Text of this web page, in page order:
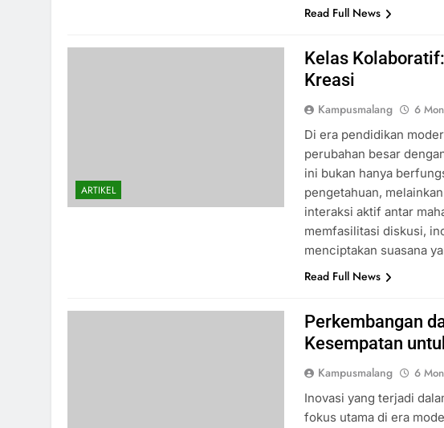
Read Full News
ARTIKEL
Kelas
Kreasi
Kampusmalang 6
Di era pendidikan
perubahan besar
ini bukan hanya
pengetahuan,
interaksi aktif antar
memfasilitasi diskusi,
menciptakan suasana
Read Full News
Perkembangan
Kesempatan
Kampusmalang 6
Inovasi yang terjadi
fokus utama di era